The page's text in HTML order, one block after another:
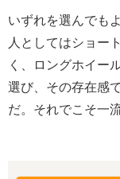
いずれを選んでも
人としてはショー
く、ロングホイー
選び、その存在感
だ。それでこそ一